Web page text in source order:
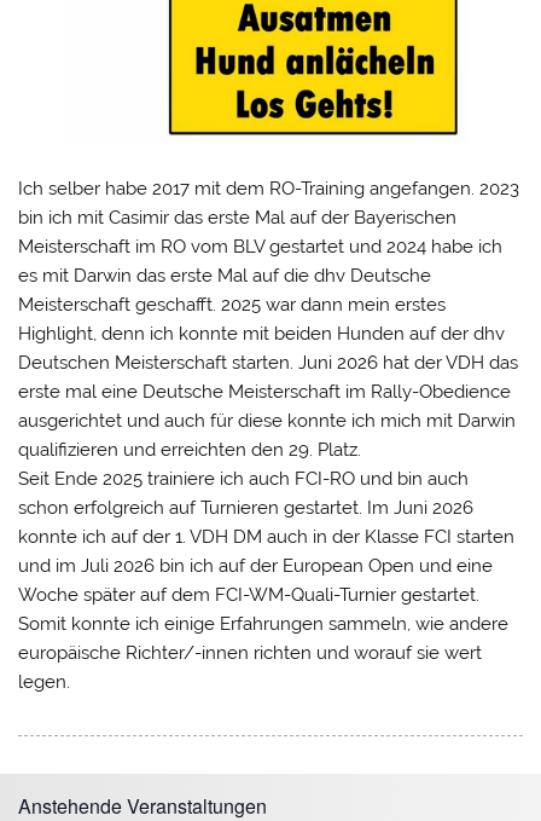
Ich selber habe 2017 mit dem RO-Training angefangen. 2023
bin ich mit Casimir das erste Mal auf der Bayerischen
Meisterschaft im RO vom BLV gestartet und 2024 habe ich
es mit Darwin das erste Mal auf die dhv Deutsche
Meisterschaft geschafft. 2025 war dann mein erstes
Highlight, denn ich konnte mit beiden Hunden auf der dhv
Deutschen Meisterschaft starten. Juni 2026 hat der VDH das
erste mal eine Deutsche Meisterschaft im Rally-Obedience
ausgerichtet und auch für diese konnte ich mich mit Darwin
qualifizieren und erreichten den 29. Platz.
Seit Ende 2025 trainiere ich auch FCI-RO und bin auch
schon erfolgreich auf Turnieren gestartet. Im Juni 2026
konnte ich auf der 1. VDH DM auch in der Klasse FCI starten
und im Juli 2026 bin ich auf der European Open und eine
Woche später auf dem FCI-WM-Quali-Turnier gestartet.
Somit konnte ich einige Erfahrungen sammeln, wie andere
europäische Richter/-innen richten und worauf sie wert
legen.
Anstehende Veranstaltungen